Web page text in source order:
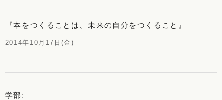
『本をつくることは、未来の自分をつくること』
2014年10月17日(金)
学部 :